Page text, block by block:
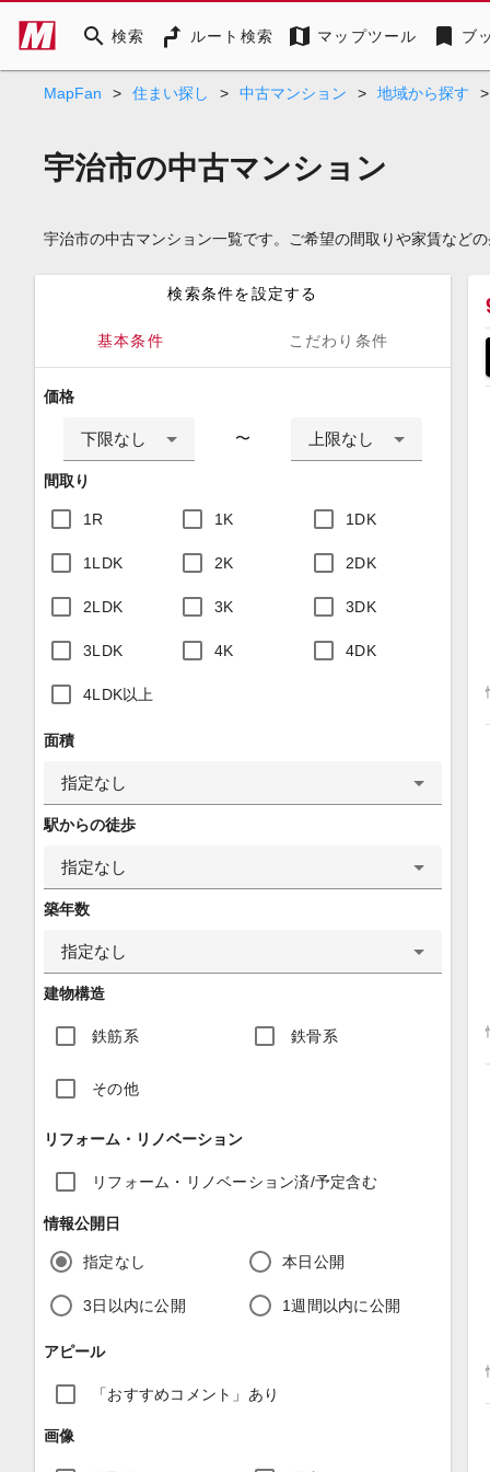
search 検索 ルート検索 map マップツール bookmark ブ
MapFan > 住まい探し > 中古マンション > 地域から探す >
宇治市の中古マンション
宇治市の中古マンション一覧です。ご希望の間取りや家賃など
検索条件を設定する
基本条件 こだわり条件
価格
下限なし 〜 上限なし
間取り
1R 1K 1DK
1LDK 2K 2DK
2LDK 3K 3DK
3LDK 4K 4DK
4LDK以上
面積
指定なし
駅からの徒歩
指定なし
築年数
指定なし
建物構造
鉄筋系 鉄骨系
その他
リフォーム・リノベーション
リフォーム・リノベーション済/予定含む
情報公開日
指定なし 本日公開
3日以内に公開 1週間以内に公開
アピール
「おすすめコメント」あり
画像